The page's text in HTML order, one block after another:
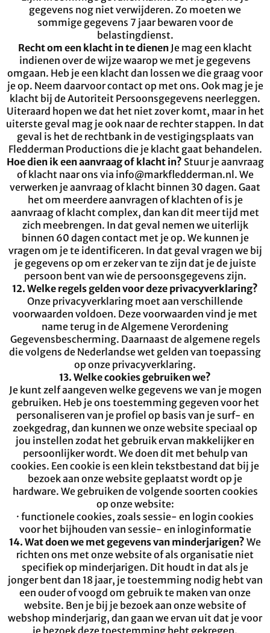
gegevens nog niet verwijderen. Zo moeten we
sommige gegevens 7 jaar bewaren voor de
belastingdienst.
Recht om een klacht in te dienen Je mag een klacht
indienen over de wijze waarop we met je gegevens
omgaan. Heb je een klacht dan lossen we die graag voor
je op. Neem daarvoor contact op met ons. Ook mag je je
klacht bij de Autoriteit Persoonsgegevens neerleggen.
Uiteraard hopen we dat het niet zover komt, maar in het
uiterste geval mag je ook naar de rechter stappen. In dat
geval is het de rechtbank in de vestigingsplaats van
Fledderman Productions die je klacht gaat behandelen.
Hoe dien ik een aanvraag of klacht in? Stuur je aanvraag
of klacht naar ons via info@markfledderman.nl. We
verwerken je aanvraag of klacht binnen 30 dagen. Gaat
het om meerdere aanvragen of klachten of is je
aanvraag of klacht complex, dan kan dit meer tijd met
zich meebrengen. In dat geval nemen we uiterlijk
binnen 60 dagen contact met je op. We kunnen je
vragen om je te identificeren. In dat geval vragen we bij
je gegevens op om er zeker van te zijn dat je de juiste
persoon bent van wie de persoonsgegevens zijn.
12. Welke regels gelden voor deze privacyverklaring?
Onze privacyverklaring moet aan verschillende
voorwaarden voldoen. Deze voorwaarden vind je met
name terug in de Algemene Verordening
Gegevensbescherming. Daarnaast de algemene regels
die volgens de Nederlandse wet gelden van toepassing
op onze privacyverklaring.
13. Welke cookies gebruiken we?
Je kunt zelf aangeven welke gegevens we van je mogen
gebruiken. Heb je ons toestemming gegeven voor het
personaliseren van je profiel op basis van je surf- en
zoekgedrag, dan kunnen we onze website speciaal op
jou instellen zodat het gebruik ervan makkelijker en
persoonlijker wordt. We doen dit met behulp van
cookies. Een cookie is een klein tekstbestand dat bij je
bezoek aan onze website geplaatst wordt op je
hardware. We gebruiken de volgende soorten cookies
op onze website:
· functionele cookies, zoals sessie- en login cookies
voor het bijhouden van sessie- en inloginformatie
14. Wat doen we met gegevens van minderjarigen? We
richten ons met onze website of als organisatie niet
specifiek op minderjarigen. Dit houdt in dat als je
jonger bent dan 18 jaar, je toestemming nodig hebt van
een ouder of voogd om gebruik te maken van onze
website. Ben je bij je bezoek aan onze website of
webshop minderjarig, dan gaan we ervan uit dat je voor
je bezoek deze toestemming hebt gekregen.